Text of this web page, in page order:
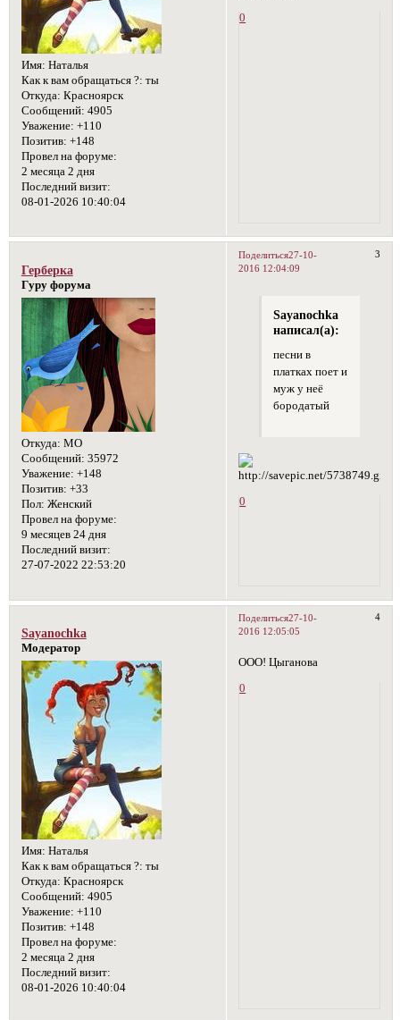
Имя: Наталья
Как к вам обращаться ?: ты
Откуда: Красноярск
Сообщений: 4905
Уважение: +110
Позитив: +148
Провел на форуме:
2 месяца 2 дня
Последний визит:
08-01-2026 10:40:04
0
Поделиться 3
27-10-
2016 12:04:09
Герберка
Гуру форума
Откуда: МО
Сообщений: 35972
Уважение: +148
Позитив: +33
Пол: Женский
Провел на форуме:
9 месяцев 24 дня
Последний визит:
27-07-2022 22:53:20
Sayanochka
написал(а):
песни в
платках поет и
муж у неё
бородатый
0
Поделиться 4
27-10-
2016 12:05:05
Sayanochka
Модератор
Имя: Наталья
Как к вам обращаться ?: ты
Откуда: Красноярск
Сообщений: 4905
Уважение: +110
Позитив: +148
Провел на форуме:
2 месяца 2 дня
Последний визит:
08-01-2026 10:40:04
ООО! Цыганова
0